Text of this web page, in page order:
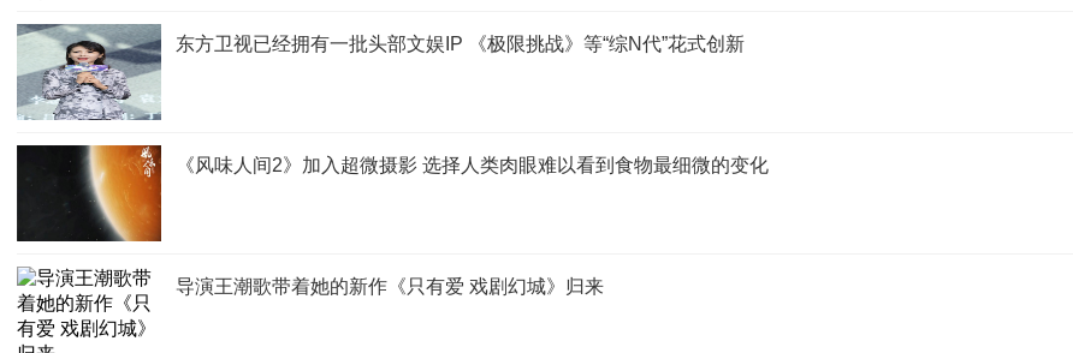
东方卫视已经拥有一批头部文娱IP 《极限挑战》等“综N代”花式创新
《风味人间2》加入超微摄影 选择人类肉眼难以看到食物最细微的变化
导演王潮歌带着她的新作《只有爱 戏剧幻城》归来